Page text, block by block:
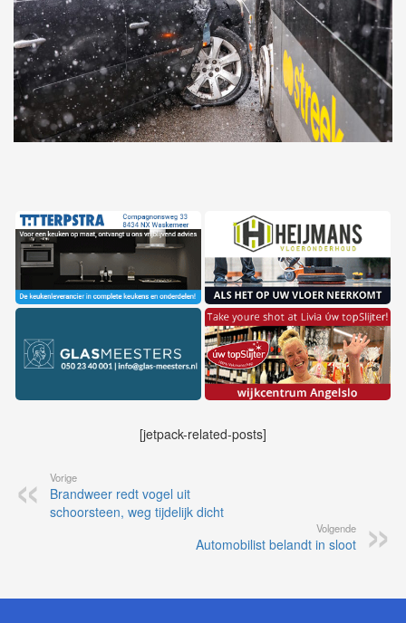
[jetpack-related-posts]
Vorige
Brandweer redt vogel uit
schoorsteen, weg tijdelijk dicht
Volgende
Automobilist belandt in sloot